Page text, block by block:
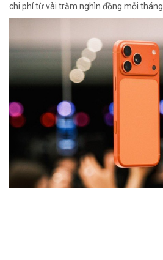
chi phí từ vài trăm nghìn đồng mỗi tháng.